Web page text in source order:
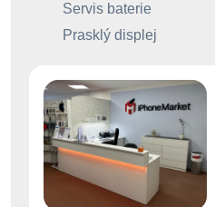
Servis baterie
Prasklý displej